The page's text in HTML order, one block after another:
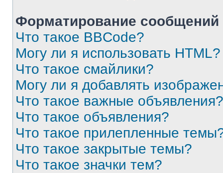
Форматирование
Что такое BBCode?
Могу ли я использовать HTML?
Что такое смайлики?
Могу ли я добавлять
Что такое важные объявления?
Что такое объявления?
Что такое прилепленные
Что такое закрытые темы?
Что такое значки тем?